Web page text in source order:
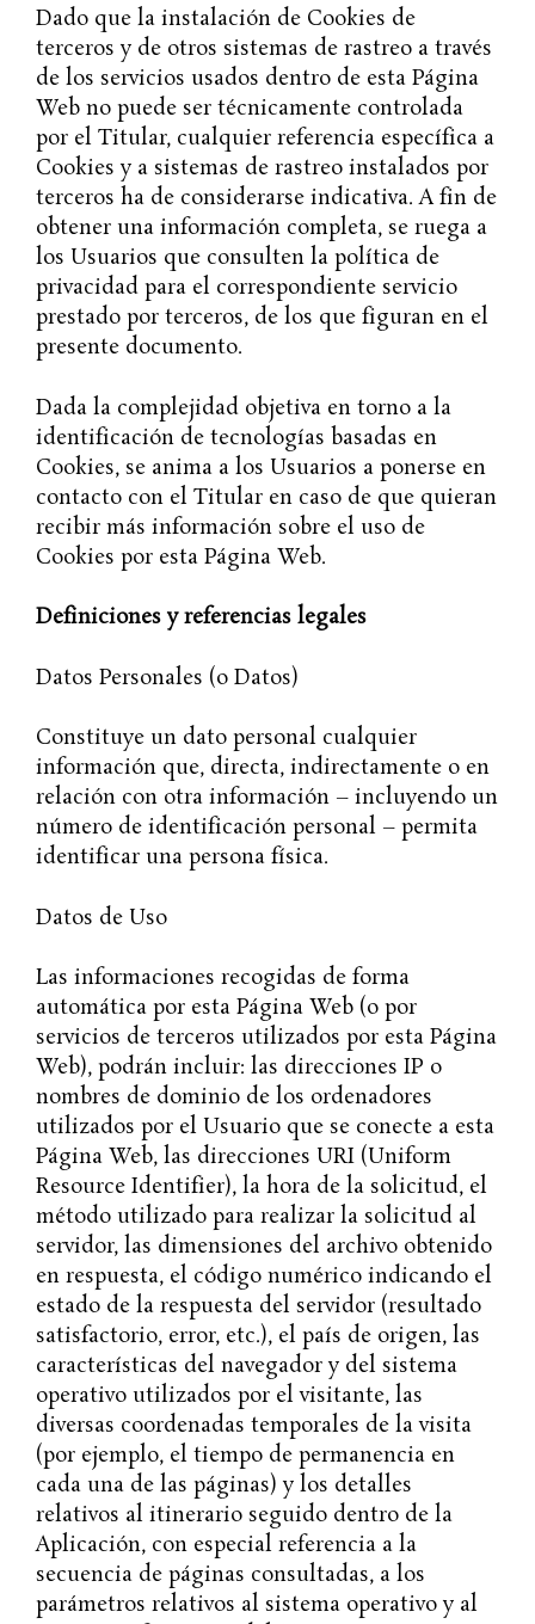
Dado que la instalación de Cookies de
terceros y de otros sistemas de rastreo a través
de los servicios usados dentro de esta Página
Web no puede ser técnicamente controlada
por el Titular, cualquier referencia específica a
Cookies y a sistemas de rastreo instalados por
terceros ha de considerarse indicativa. A fin de
obtener una información completa, se ruega a
los Usuarios que consulten la política de
privacidad para el correspondiente servicio
prestado por terceros, de los que figuran en el
presente documento.
Dada la complejidad objetiva en torno a la
identificación de tecnologías basadas en
Cookies, se anima a los Usuarios a ponerse en
contacto con el Titular en caso de que quieran
recibir más información sobre el uso de
Cookies por esta Página Web.
Definiciones y referencias legales
Datos Personales (o Datos)
Constituye un dato personal cualquier
información que, directa, indirectamente o en
relación con otra información – incluyendo un
número de identificación personal – permita
identificar una persona física.
Datos de Uso
Las informaciones recogidas de forma
automática por esta Página Web (o por
servicios de terceros utilizados por esta Página
Web), podrán incluir: las direcciones IP o
nombres de dominio de los ordenadores
utilizados por el Usuario que se conecte a esta
Página Web, las direcciones URI (Uniform
Resource Identifier), la hora de la solicitud, el
método utilizado para realizar la solicitud al
servidor, las dimensiones del archivo obtenido
en respuesta, el código numérico indicando el
estado de la respuesta del servidor (resultado
satisfactorio, error, etc.), el país de origen, las
características del navegador y del sistema
operativo utilizados por el visitante, las
diversas coordenadas temporales de la visita
(por ejemplo, el tiempo de permanencia en
cada una de las páginas) y los detalles
relativos al itinerario seguido dentro de la
Aplicación, con especial referencia a la
secuencia de páginas consultadas, a los
parámetros relativos al sistema operativo y al